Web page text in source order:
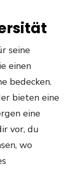
seine
einen
bedecken.
bieten eine
eine
vor, du
wo